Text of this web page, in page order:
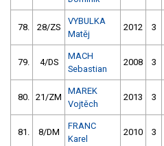
78. 28/ZS
VYBULKA
Matěj
2012 3
79. 4/DS
MACH
Sebastian
2008 3
80. 21/ZM
MAREK
Vojtěch
2013 3
81. 8/DM
FRANC
Karel
2010 3